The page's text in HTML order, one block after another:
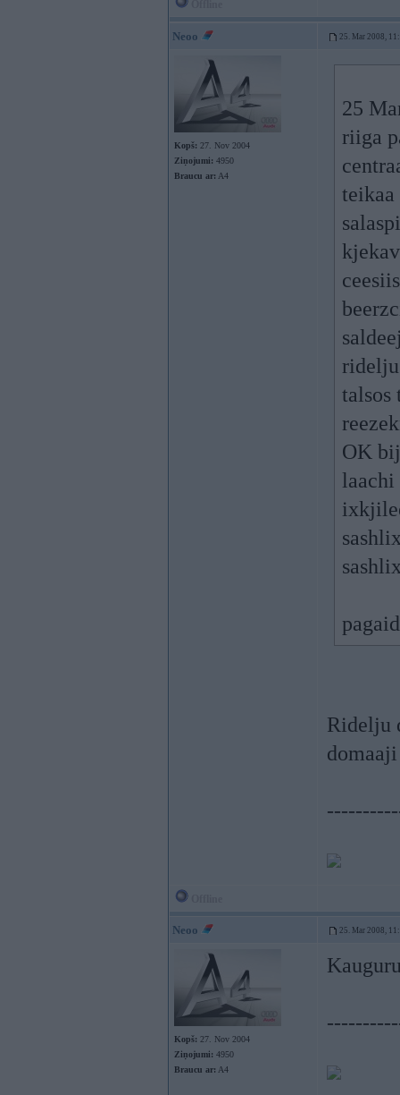
Neoo 25. Mar 2008,
Kopš: 27. Nov 2004
Ziņojumi: 4950
Braucu ar: A4
25
riiga
teikaa
ridelju
talsos
OK bij
laachi
Ridelju
Neoo 25. Mar 2008,
Kopš: 27. Nov 2004
Ziņojumi: 4950
Braucu ar: A4